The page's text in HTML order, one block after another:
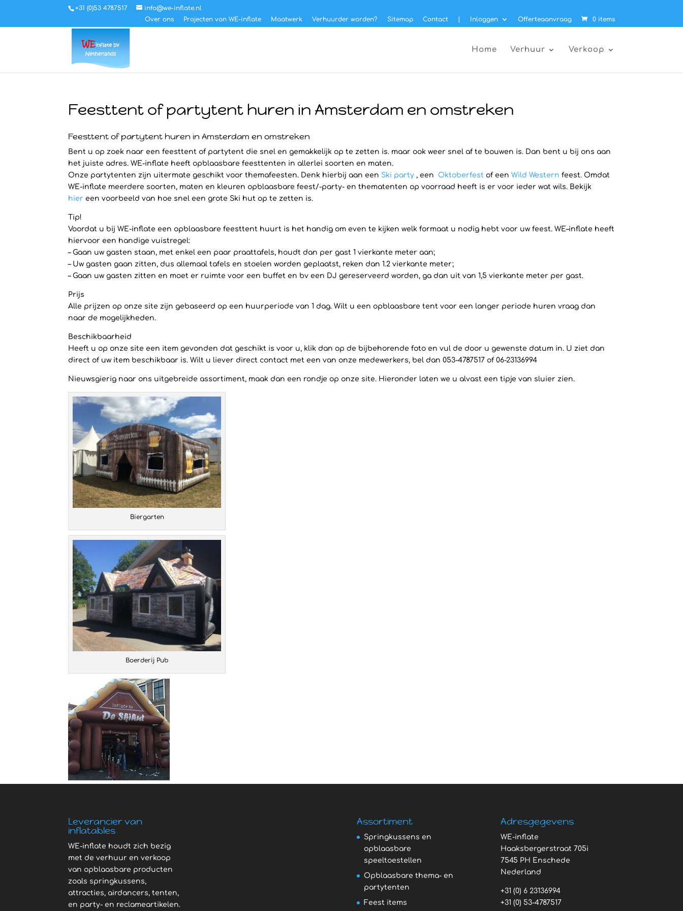
+31 (0)53 4787517
info@we-inflate.nl
Over ons
Projecten van WE-inflate Maatwerk Verhuurder worden? Sitemap Contact Inloggen Offerteaanvraag 0 items
Home Verhuur Verkoop
Feesttent of partytent huren in Amsterdam en omstreken
Feesttent of partytent huren in Amsterdam en omstreken
Bent u op zoek naar een feesttent of partytent die snel en gemakkelijk op te zetten is. maar ook weer snel af te bouwen is. Dan bent u bij ons aan
het juiste adres. WE-inflate heeft opblaasbare feesttenten in allerlei soorten en maten.
Onze partytenten zijn uitermate geschikt voor themafeesten. Denk hierbij aan een Ski party , een Oktoberfest of eenWild Western feest. Omdat
WE-inflate meerdere soorten, maten en kleuren opblaasbare feest/-party- en thematenten op voorraad heeft is er voor ieder wat wils. Bekijk
hier een voorbeeld van hoe snel een grote Ski hut op te zetten is.
Tip!
Voordat u bij WE-inflate een opblaasbare feesttent huurt is het handig om even te kijken welk formaat u nodig hebt voor uw feest. WE–inflate heeft
hiervoor een handige vuistregel:
– Gaan uw gasten staan, met enkel een paar praattafels, houdt dan per gast 1 vierkante meter aan;
– Uw gasten gaan zitten, dus allemaal tafels en stoelen worden geplaatst, reken dan 1.2 vierkante meter;
– Gaan uw gasten zitten en moet er ruimte voor een buffet en bv een DJ gereserveerd worden, ga dan uit van 1,5 vierkante meter per gast.
Prijs
Alle prijzen op onze site zijn gebaseerd op een huurperiode van 1 dag. Wilt u een opblaasbare tent voor een langer periode huren vraag dan
naar de mogelijkheden.
Beschikbaarheid
Heeft u op onze site een item gevonden dat geschikt is voor u, klik dan op de bijbehorende foto en vul de door u gewenste datum in. U ziet dan
direct of uw item beschikbaar is. Wilt u liever direct contact met een van onze medewerkers, bel dan 053-4787517 of 06-23136994
Nieuwsgierig naar ons uitgebreide assortiment, maak dan een rondje op onze site. Hieronder laten we u alvast een tipje van sluier zien.
Biergarten
Boerderij Pub
Leverancier van
inflatables
WE-inflate houdt zich bezig
met de verhuur en verkoop
van opblaasbare producten
zoals springkussens,
attracties, airdancers, tenten,
en party- en reclameartikelen.
Assortiment
Springkussens en
opblaasbare
speeltoestellen
Opblaasbare thema- en
partytenten
Feest items
Adresgegevens
WE-inflate
Haaksbergerstraat 705i
7545 PH Enschede
Nederland
+31 (0) 6 23136994
+31 (0) 53-4787517